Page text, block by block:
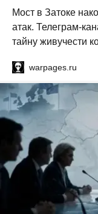
Мост в Затоке
атак. Телеграм-
тайну живучести
warpages.ru